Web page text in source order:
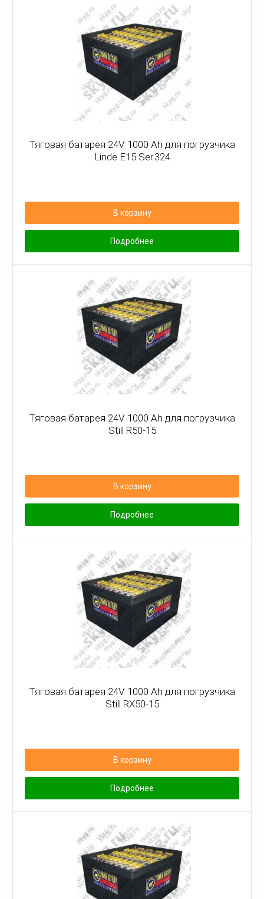
Тяговая батарея 24V 1000 Ah для погрузчика
Linde E15 Ser.324
В корзину
Подробнее
Тяговая батарея 24V 1000 Ah для погрузчика
Still R50-15
В корзину
Подробнее
Тяговая батарея 24V 1000 Ah для погрузчика
Still RX50-15
В корзину
Подробнее